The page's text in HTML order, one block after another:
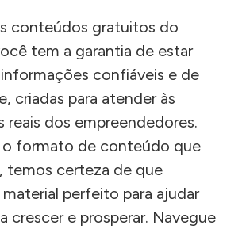
conteúdos gratuitos do
tem a garantia de estar
confiáveis e de
criadas para atender às
reais dos empreendedores.
o formato de conteúdo que
temos certeza de que
perfeito para ajudar
crescer e prosperar. Navegue